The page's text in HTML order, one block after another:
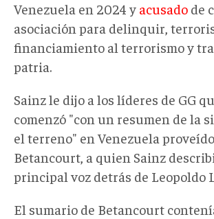
Venezuela en 2024 y acusado de
asociación para delinquir,
financiamiento al terrorismo y
patria.
Sainz le dijo a los líderes de GG
comenzó "con un resumen de la
el terreno" en Venezuela
Betancourt, a quien Sainz
principal voz detrás de Leopoldo
El sumario de Betancourt